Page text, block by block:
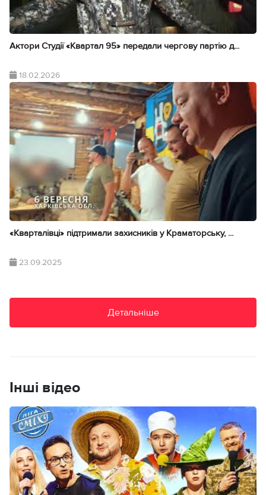
Актори Студії «Квартал 95» передали чергову партію д...
18.02.2026
«Кварталівці» підтримали захисників у Краматорську, ...
23.09.2025
Детальніше
Інші відео